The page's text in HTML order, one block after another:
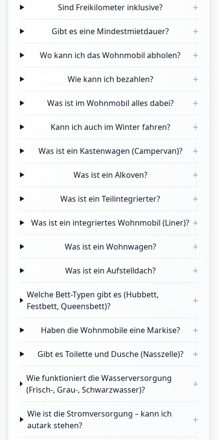
Sind Freikilometer inklusive? +
Gibt es eine Mindestmietdauer? +
Wo kann ich das Wohnmobil abholen? +
Wie kann ich bezahlen? +
Was ist im Wohnmobil alles dabei? +
Kann ich auch im Winter fahren? +
Was ist ein Kastenwagen (Campervan)? +
Was ist ein Alkoven? +
Was ist ein Teilintegrierter? +
Was ist ein integriertes Wohnmobil (Liner)? +
Was ist ein Wohnwagen? +
Was ist ein Aufstelldach? +
Welche Bett-Typen gibt es (Hubbett,
Festbett, Queensbett)?
+
Haben die Wohnmobile eine Markise? +
Gibt es Toilette und Dusche (Nasszelle)? +
Wie funktioniert die Wasserversorgung
(Frisch-, Grau-, Schwarzwasser)?
+
Wie ist die Stromversorgung – kann ich
autark stehen?
+